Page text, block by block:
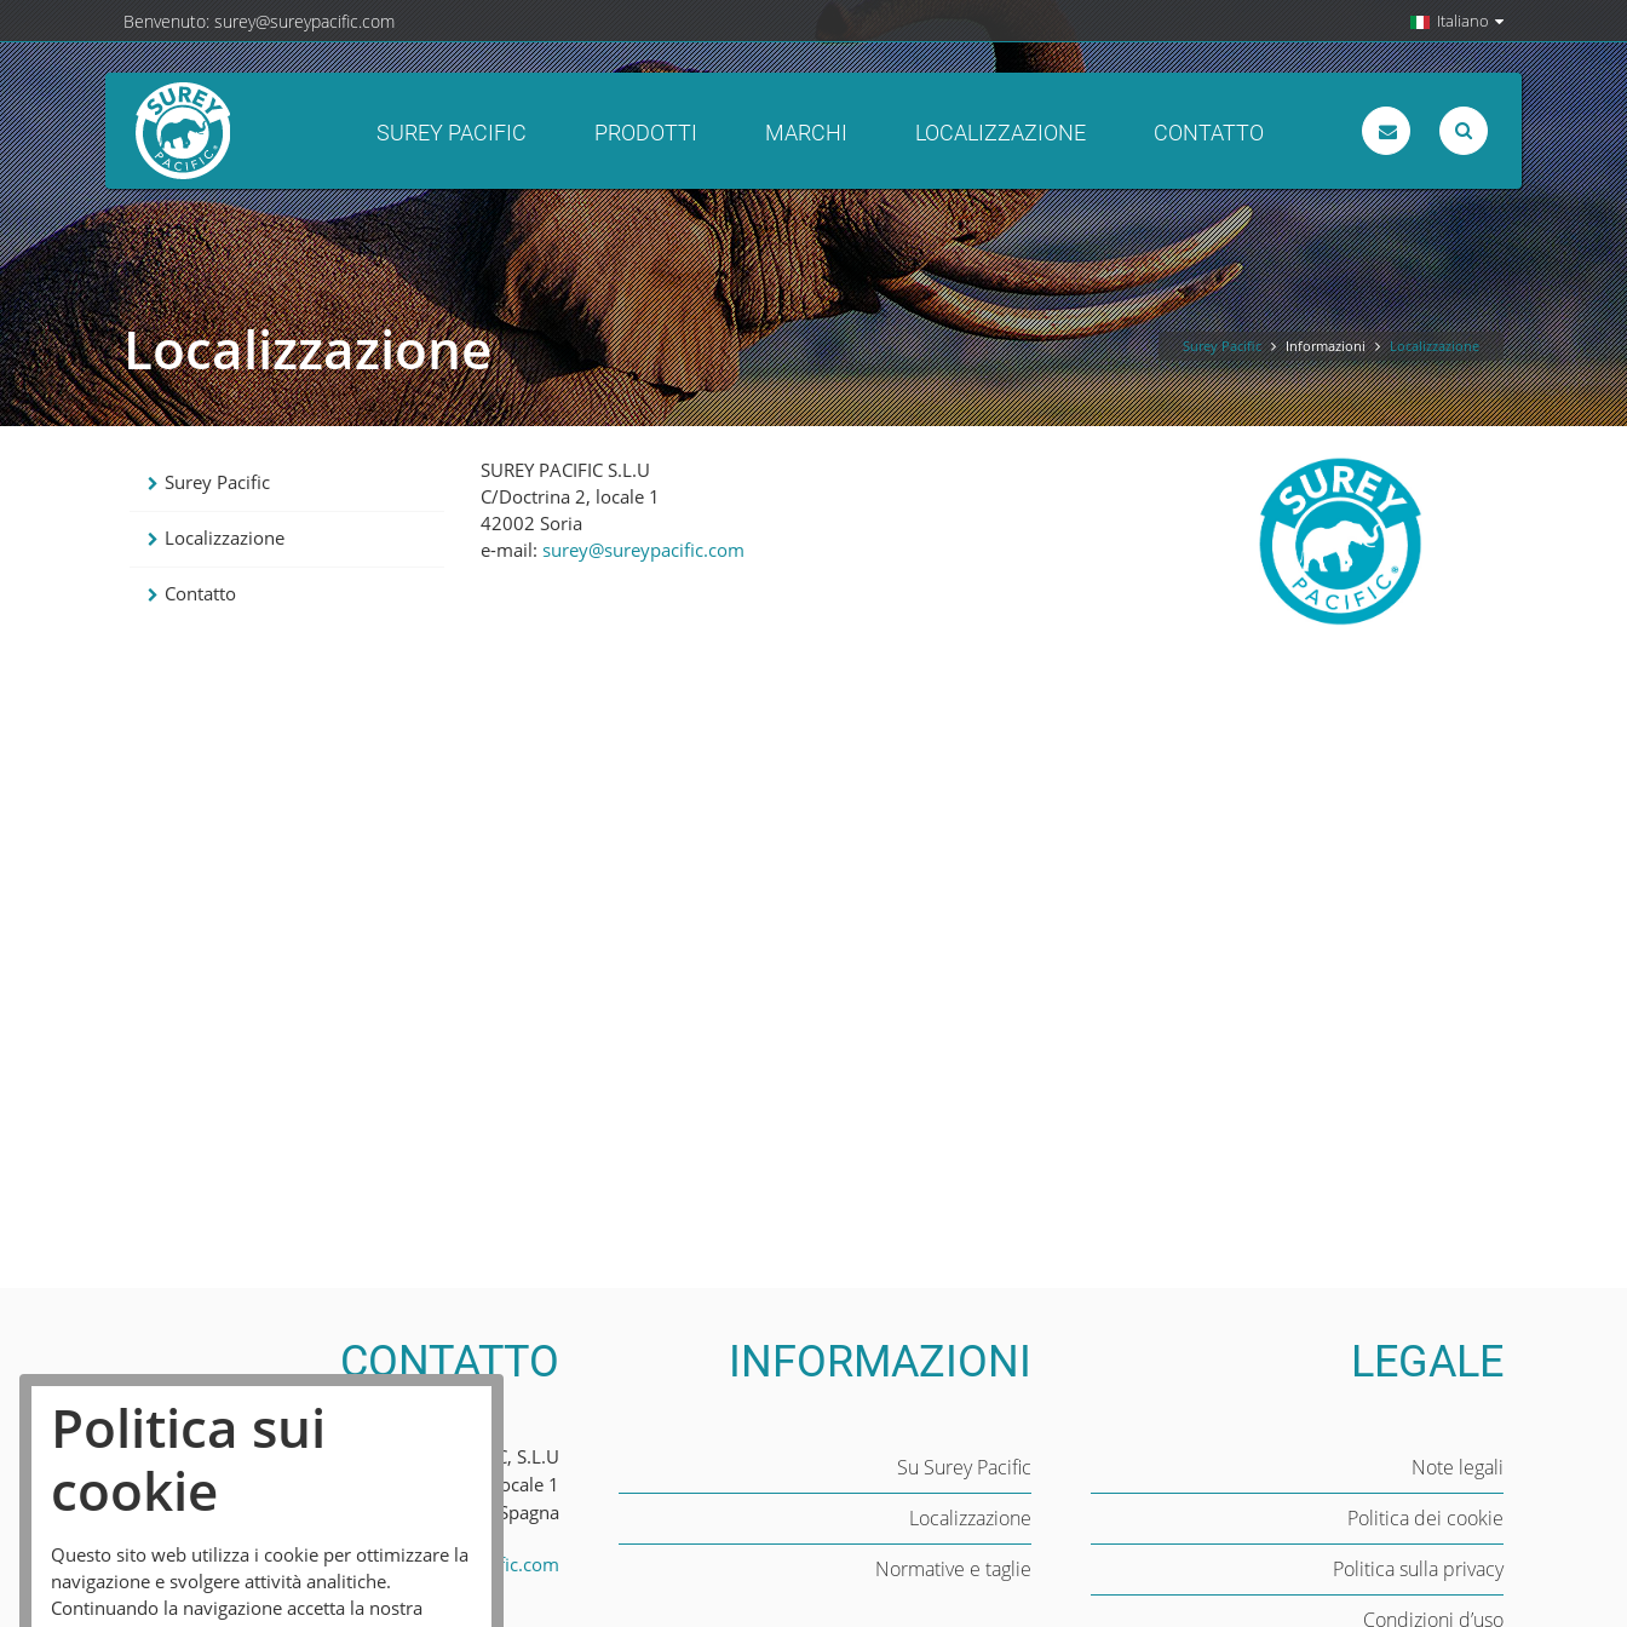
Italiano
Benvenuto: surey@sureypacific.com
SUREY PACIFIC PRODOTTI MARCHI LOCALIZZAZIONE CONTATTO
Localizzazione Surey Pacific Informazioni Localizzazione
Surey Pacific
Localizzazione
Contatto
SUREY PACIFIC S.L.U
C/Doctrina 2, locale 1
42002 Soria
e-mail: surey@sureypacific.com
CONTATTO
SUREY PACIFIC, S.L.U
C/Doctrina 2, locale 1
42002 Soria, Spagna
e-mail: surey@sureypacific.com
INFORMAZIONI
Su Surey Pacific
Localizzazione
Normative e taglie
LEGALE
Note legali
Politica dei cookie
Politica sulla privacy
Condizioni d’uso
Politica sui
cookie
Questo sito web utilizza i cookie per ottimizzare la
navigazione e svolgere attività analitiche.
Continuando la navigazione accetta la nostra